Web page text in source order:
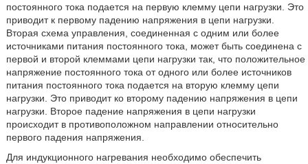
постоянного тока подается на первую клемму цепи нагрузки. Это
приводит к первому падению напряжения в цепи нагрузки.
Вторая схема управления, соединенная с одним или более
источниками питания постоянного тока, может быть соединена с
первой и второй клеммами цепи нагрузки так, что положительное
напряжение постоянного тока от одного или более источников
питания постоянного тока подается на вторую клемму цепи
нагрузки. Это приводит ко второму падению напряжения в цепи
нагрузки. Второе падение напряжения в цепи нагрузки
происходит в противоположном направлении относительно
первого падения напряжения.
Для индукционного нагревания необходимо обеспечить